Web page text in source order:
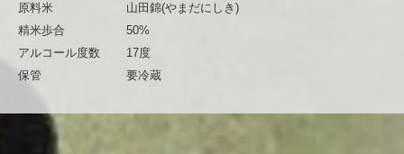
原料米
山田錦(やまだにしき)
精米歩合
50%
アルコール度数
17度
保管
要冷蔵